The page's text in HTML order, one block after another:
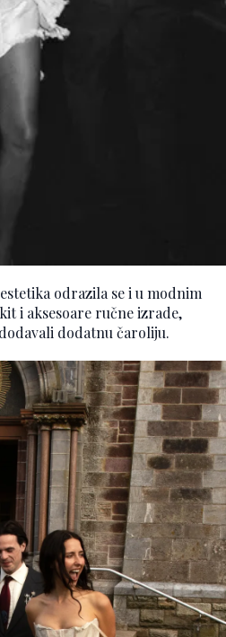
odrazila se i u modnim
i aksesoare ručne izrade,
dodatnu čaroliju.